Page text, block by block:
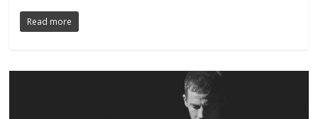
Read more